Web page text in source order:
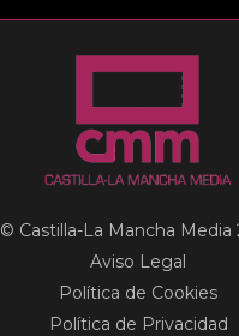
© Castilla-La Mancha Media
Aviso Legal
Política de Cookies
Política de Privacidad